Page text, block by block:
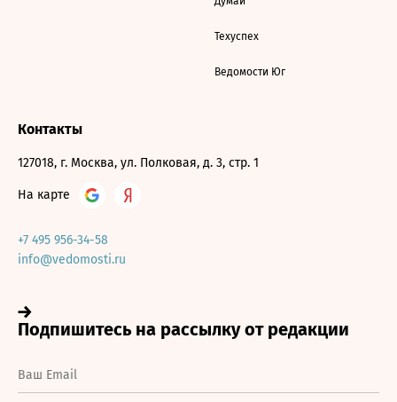
Техуспех
Ведомости Юг
Контакты
127018, г. Москва, ул. Полковая, д. 3, стр. 1
На карте
+7 495 956-34-58
info@vedomosti.ru